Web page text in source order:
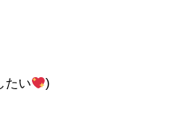
たい
)